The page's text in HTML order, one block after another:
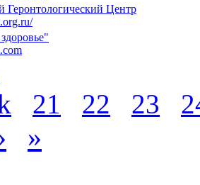
Геронтологический Центр
21 22 23
»